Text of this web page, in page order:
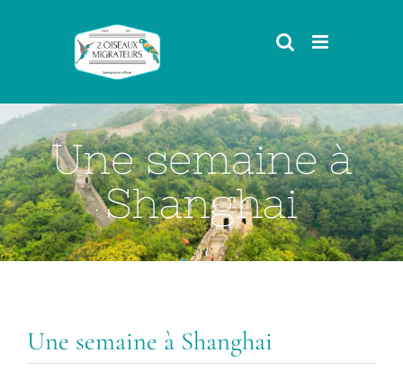
Une semaine à
Shanghai
Une semaine à Shanghai